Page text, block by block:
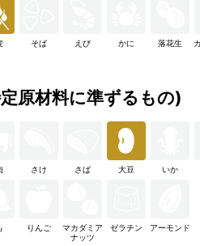
そば えび かに 落花生
原材料に準ずるもの)
さけ さば 大豆 いか
りんご
マカダミア
ナッツ
ゼラチン アーモンド